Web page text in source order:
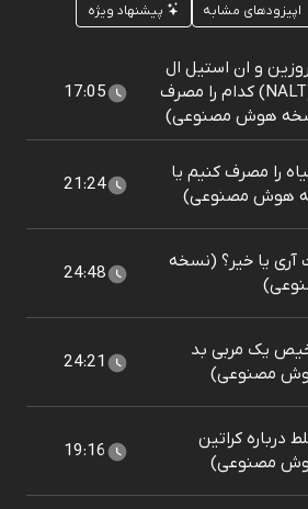
اپیزودهای مشابه پیشنهاد ویژه
و ان استیل ال
تیروزین (NALT) کدام را مصرف
هوش مصنوعی)
17:05
را مصرف کنیم یا
هوش مصنوعی)
21:24
یا خیر؟ (نسخه
24:48
یک مربی بد
مصنوعی)
24:21
درباره کراتین
مصنوعی)
19:16